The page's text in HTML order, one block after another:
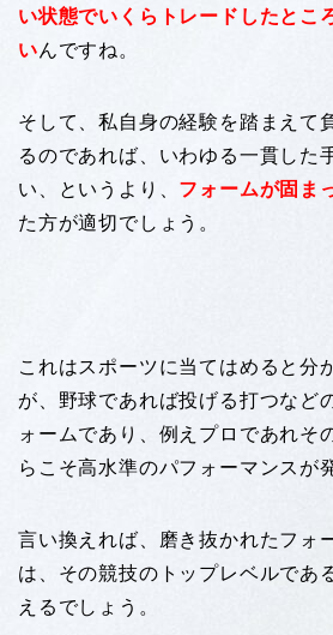
い状態でいくらトレードしたとこ
いんですね。
そして、私自身の経験を踏まえて
るのであれば、いわゆる一貫した
い、というより、 フォームが固ま
た方が適切でしょう。
これはスポーツに当てはめると分
が、野球であれば投げる打つなど
ォームであり、例えプロであれそ
らこそ高水準のパフォーマンスが
言い換えれば、磨き抜かれたフォ
は、その競技のトップレベルであ
えるでしょう。